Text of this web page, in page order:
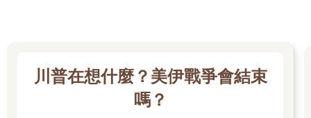
川普在想什麼？美伊戰爭會結束
嗎？